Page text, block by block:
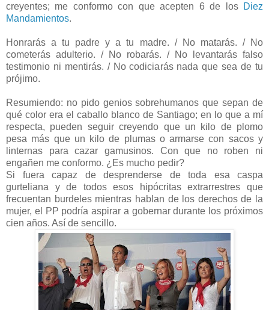
creyentes; me conformo con que acepten 6 de los Diez
Mandamientos.
Honrarás a tu padre y a tu madre. / No matarás. / No
cometerás adulterio. / No robarás. / No levantarás falso
testimonio ni mentirás. / No codiciarás nada que sea de tu
prójimo.
Resumiendo: no pido genios sobrehumanos que sepan de
qué color era el caballo blanco de Santiago; en lo que a mí
respecta, pueden seguir creyendo que un kilo de plomo
pesa más que un kilo de plumas o armarse con sacos y
linternas para cazar gamusinos. Con que no roben ni
engañen me conformo. ¿Es mucho pedir?
Si fuera capaz de desprenderse de toda esa caspa
gurteliana y de todos esos hipócritas extrarrestres que
frecuentan burdeles mientras hablan de los derechos de la
mujer, el PP podría aspirar a gobernar durante los próximos
cien años. Así de sencillo.